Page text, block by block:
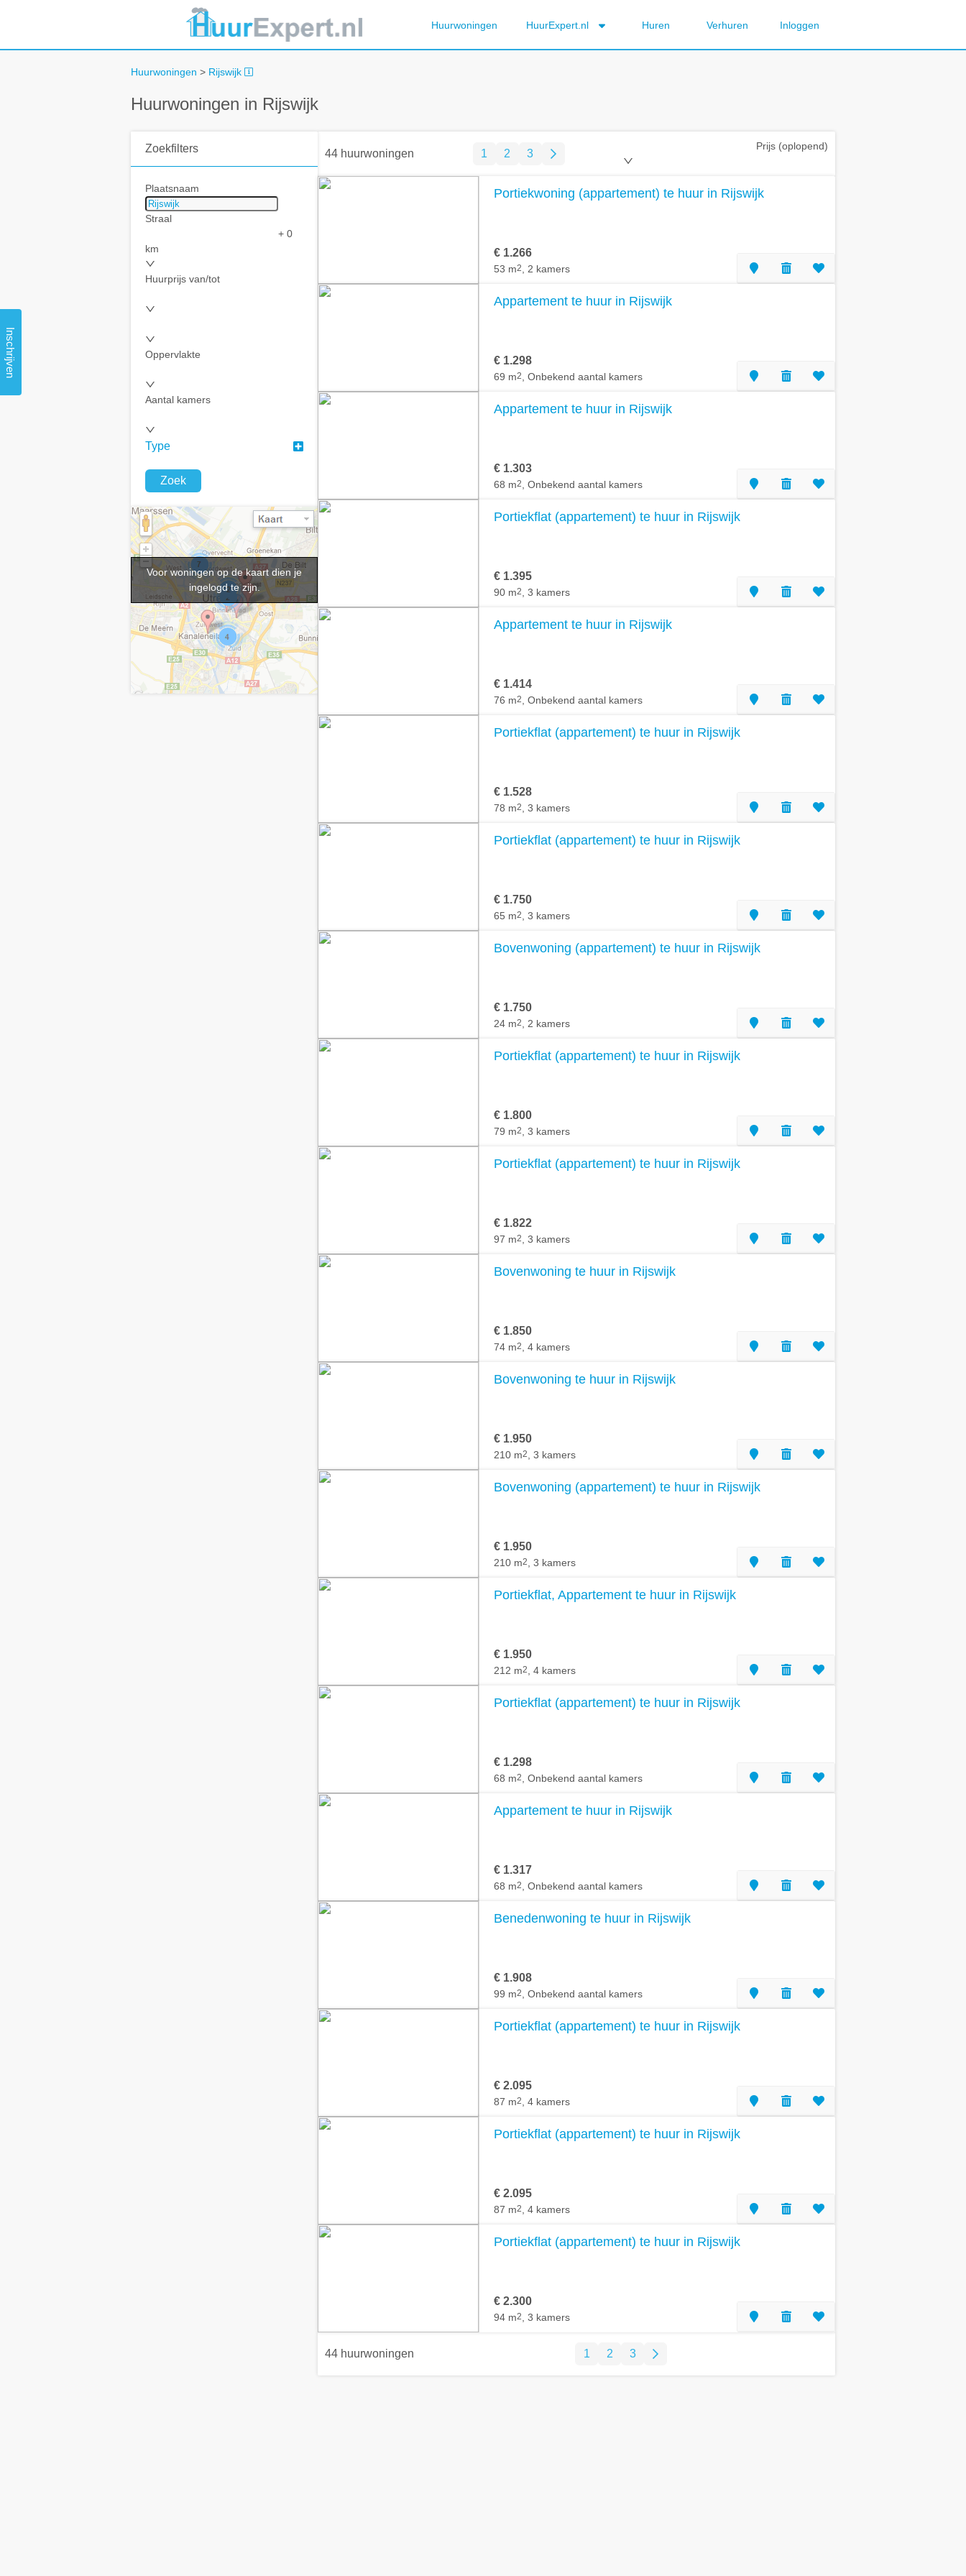
Huurwoningen HuurExpert.nl Huren Verhuren Inloggen
Huurwoningen > Rijswijk
Huurwoningen in Rijswijk
Zoekfilters
Plaatsnaam
Straal
+ 0
km
Huurprijs van/tot
Oppervlakte
Aantal kamers
Type
Zoek
Voor woningen op de kaart dien je
ingelogd te zijn.
44 huurwoningen 1 2 3
Prijs (oplopend)
Portiekwoning (appartement) te huur in Rijswijk
€ 1.266
53 m2 , 2 kamers
Appartement te huur in Rijswijk
€ 1.298
69 m2 , Onbekend aantal kamers
Appartement te huur in Rijswijk
€ 1.303
68 m2 , Onbekend aantal kamers
Portiekflat (appartement) te huur in Rijswijk
€ 1.395
90 m2 , 3 kamers
Appartement te huur in Rijswijk
€ 1.414
76 m2 , Onbekend aantal kamers
Portiekflat (appartement) te huur in Rijswijk
€ 1.528
78 m2 , 3 kamers
Portiekflat (appartement) te huur in Rijswijk
€ 1.750
65 m2 , 3 kamers
Bovenwoning (appartement) te huur in Rijswijk
€ 1.750
24 m2 , 2 kamers
Portiekflat (appartement) te huur in Rijswijk
€ 1.800
79 m2 , 3 kamers
Portiekflat (appartement) te huur in Rijswijk
€ 1.822
97 m2 , 3 kamers
Bovenwoning te huur in Rijswijk
€ 1.850
74 m2 , 4 kamers
Bovenwoning te huur in Rijswijk
€ 1.950
210 m2 , 3 kamers
Bovenwoning (appartement) te huur in Rijswijk
€ 1.950
210 m2 , 3 kamers
Portiekflat, Appartement te huur in Rijswijk
€ 1.950
212 m2 , 4 kamers
Portiekflat (appartement) te huur in Rijswijk
€ 1.298
68 m2 , Onbekend aantal kamers
Appartement te huur in Rijswijk
€ 1.317
68 m2 , Onbekend aantal kamers
Benedenwoning te huur in Rijswijk
€ 1.908
99 m2 , Onbekend aantal kamers
Portiekflat (appartement) te huur in Rijswijk
€ 2.095
87 m2 , 4 kamers
Portiekflat (appartement) te huur in Rijswijk
€ 2.095
87 m2 , 4 kamers
Portiekflat (appartement) te huur in Rijswijk
€ 2.300
94 m2 , 3 kamers
44 huurwoningen 1 2 3
Inschrijven